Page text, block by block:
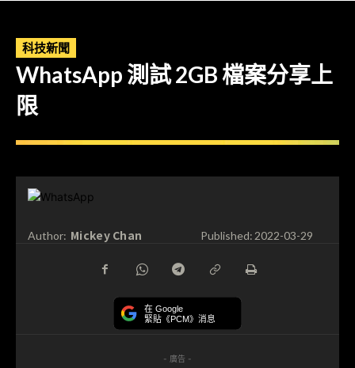
科技新聞
WhatsApp 測試 2GB 檔案分享上
限
Author: Mickey Chan Published:2022-03-29
在 Google
緊貼《PCM》消息
- 廣告 -